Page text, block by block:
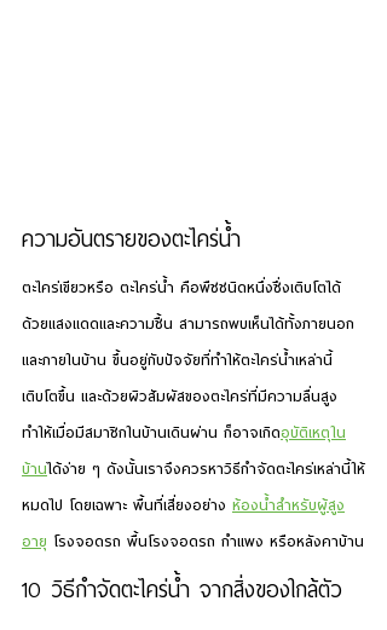
ความอันตรายของตะไคร่น้ำ
ตะไคร่เขียวหรือ ตะไคร่น้ำ คือพืชชนิดหนึ่งซึ่งเติบโตได้
ด้วยแสงแดดและความชื้น สามารถพบเห็นได้ทั้งภายนอก
และภายในบ้าน ขึ้นอยู่กับปัจจัยที่ทำให้ตะไคร่น้ำเหล่านี้
เติบโตขึ้น และด้วยผิวสัมผัสของตะไคร่ที่มีความลื่นสูง
ทำให้เมื่อมีสมาชิกในบ้านเดินผ่าน ก็อาจเกิดอุบัติเหตุใน
บ้านได้ง่าย ๆ ดังนั้นเราจึงควรหาวิธีกำจัดตะไคร่เหล่านี้ให้
หมดไป โดยเฉพาะ พื้นที่เสี่ยงอย่าง ห้องน้ำสำหรับผู้สูง
อายุ โรงจอดรถ พื้นโรงจอดรถ กำแพง หรือหลังคาบ้าน
10 วิธีกำจัดตะไคร่น้ำ จากสิ่งของใกล้ตัว